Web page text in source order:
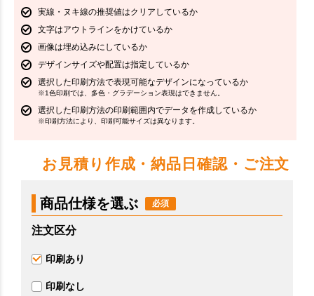
実線・ヌキ線の推奨値はクリアしているか
文字はアウトラインをかけているか
画像は埋め込みにしているか
デザインサイズや配置は指定しているか
選択した印刷方法で表現可能なデザインになっているか
※1色印刷では、多色・グラデーション表現はできません。
選択した印刷方法の印刷範囲内でデータを作成しているか
※印刷方法により、印刷可能サイズは異なります。
お見積り作成・納品日確認・ご注文
商品仕様を選ぶ
注文区分
印刷あり
印刷なし